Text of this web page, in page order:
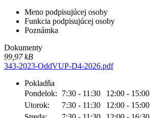
Meno podpisujúcej osoby
Funkcia podpisujúcej osoby
Poznámka
Dokumenty
99,97 kB
343-2023-OddVUP-D4-2026.pdf
Pokladňa
Pondelok:
7:30 - 11:30
12:00 - 15:00
Utorok:
7:30 - 11:30
12:00 - 15:00